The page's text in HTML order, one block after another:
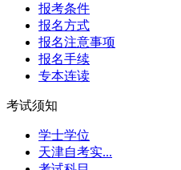
报考条件
报名方式
报名注意事项
报名手续
专本连读
考试须知
学士学位
天津自考实...